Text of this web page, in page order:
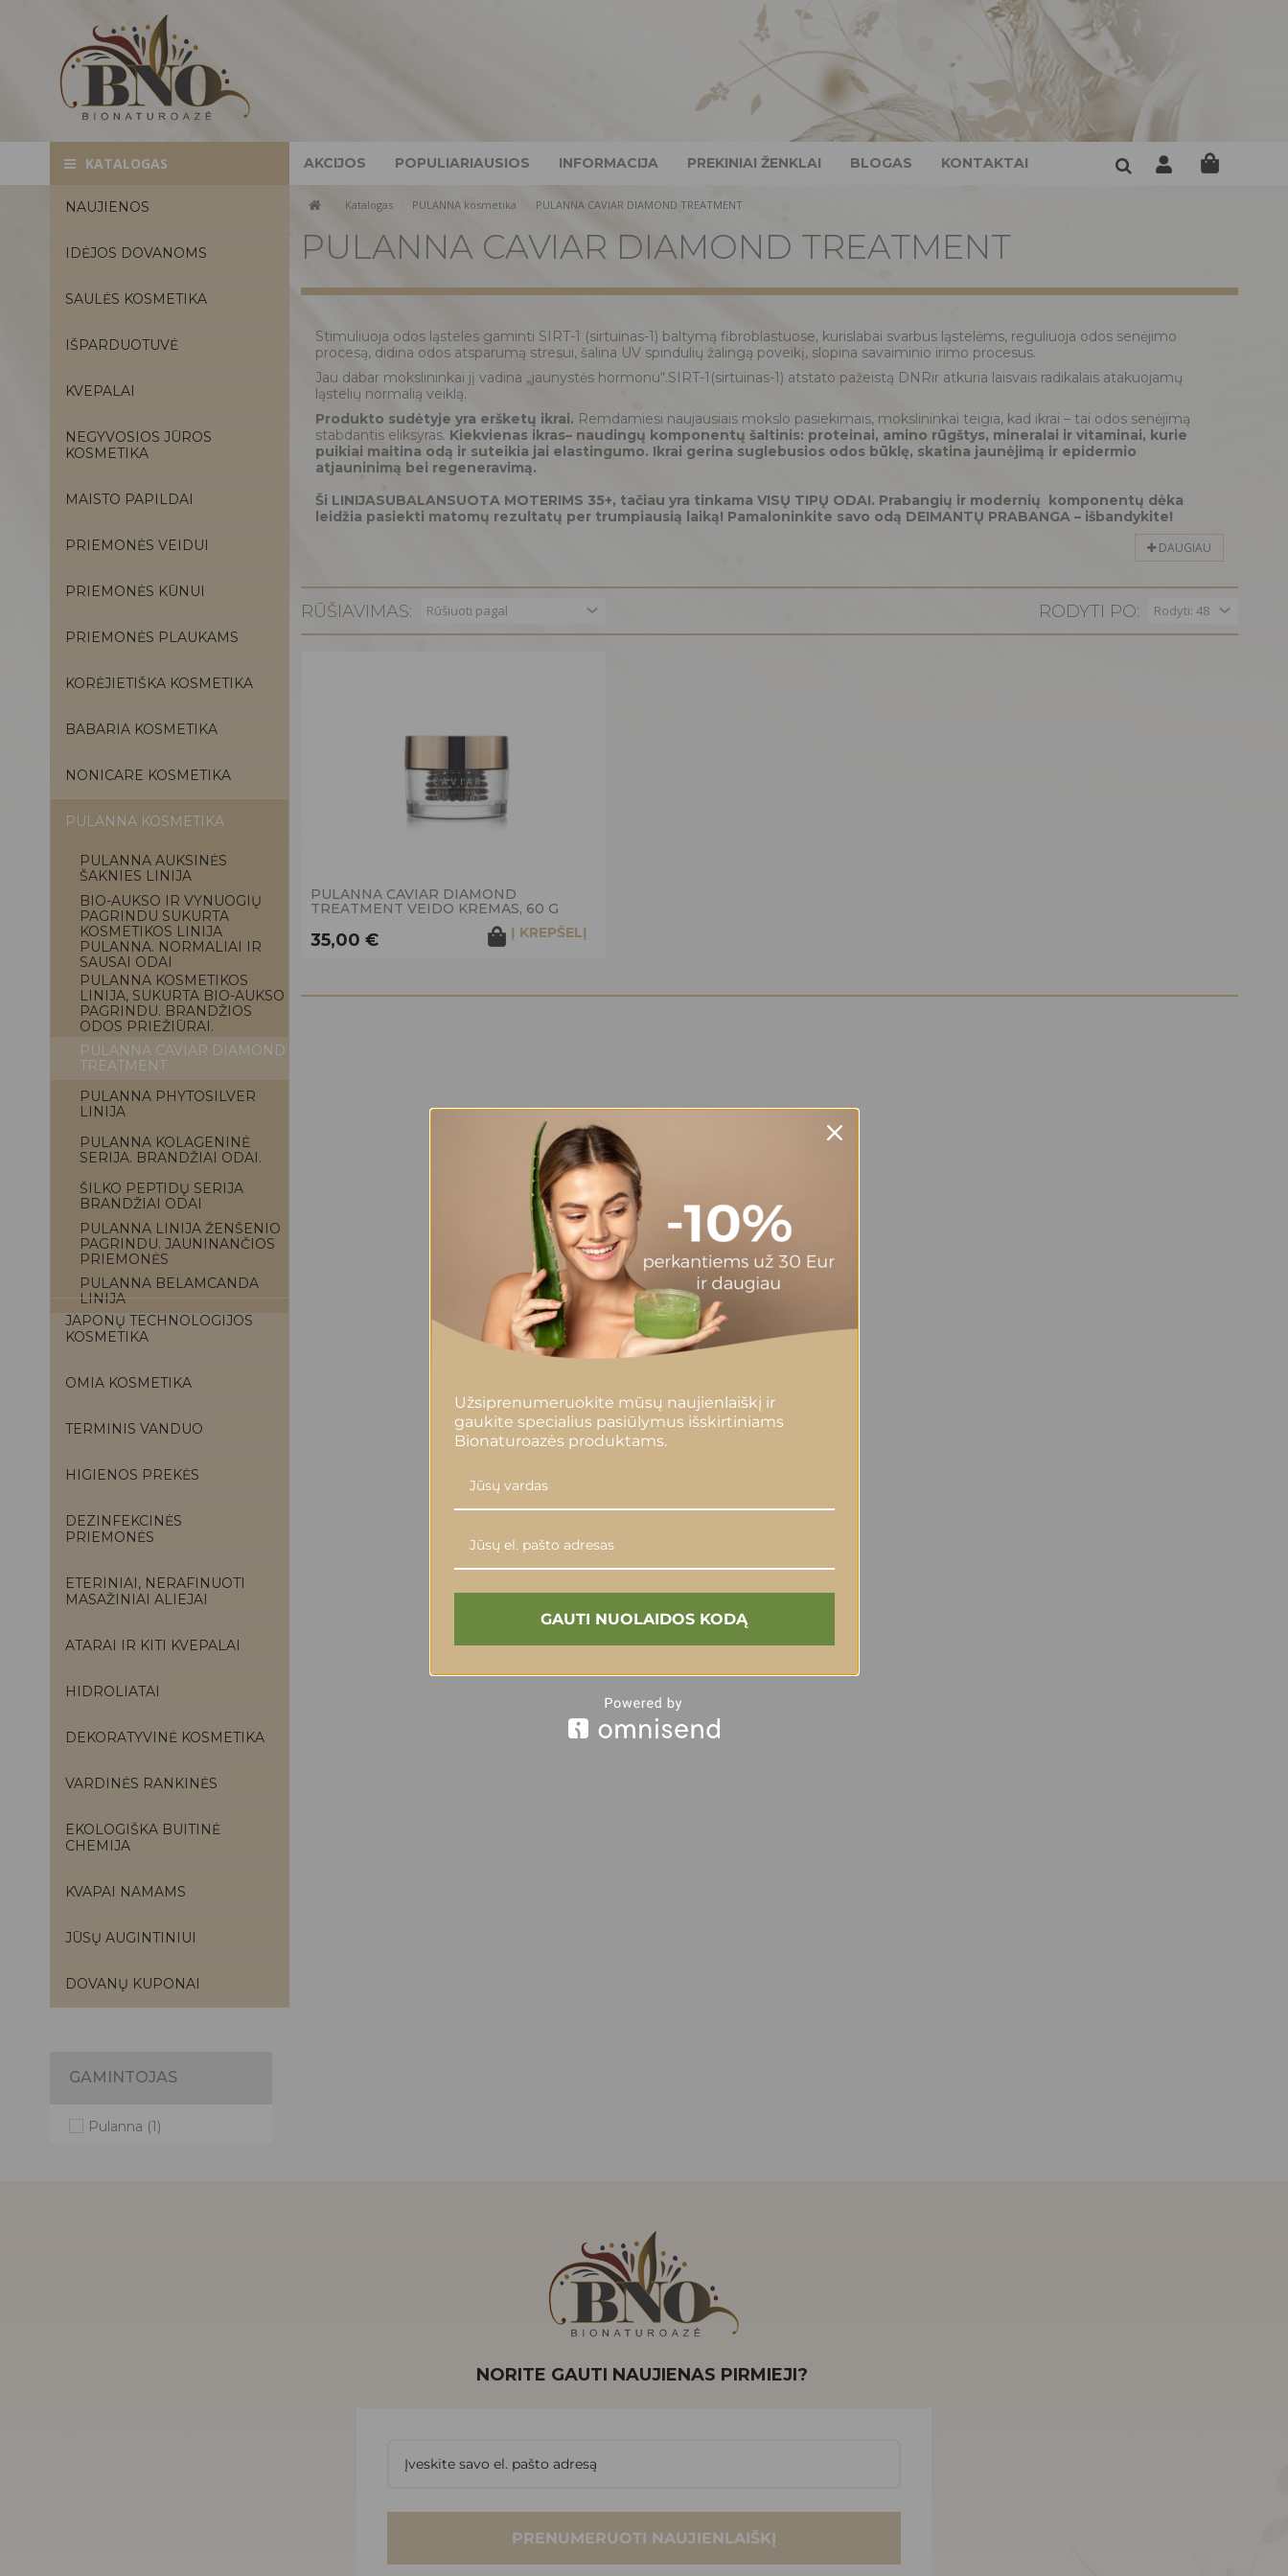
KATALOGAS
NAUJIENOS
IDĖJOS DOVANOMS
SAULĖS KOSMETIKA
IŠPARDUOTUVĖ
KVEPALAI
NEGYVOSIOS JŪROS
KOSMETIKA
MAISTO PAPILDAI
PRIEMONĖS VEIDUI
PRIEMONĖS KŪNUI
PRIEMONĖS PLAUKAMS
KORĖJIETIŠKA KOSMETIKA
BABARIA KOSMETIKA
NONICARE KOSMETIKA
PULANNA KOSMETIKA
PULANNA AUKSINĖS
ŠAKNIES LINIJA
BIO-AUKSO IR VYNUOGIŲ
PAGRINDU SUKURTA
KOSMETIKOS LINIJA
PULANNA. NORMALIAI IR
SAUSAI ODAI
PULANNA KOSMETIKOS
LINIJA, SUKURTA BIO-AUKSO
PAGRINDU. BRANDŽIOS
ODOS PRIEŽIŪRAI.
PULANNA CAVIAR DIAMOND
TREATMENT
PULANNA PHYTOSILVER
LINIJA
PULANNA KOLAGENINĖ
SERIJA. BRANDŽIAI ODAI.
ŠILKO PEPTIDŲ SERIJA
BRANDŽIAI ODAI
PULANNA LINIJA ŽENŠENIO
PAGRINDU. JAUNINANČIOS
PRIEMONĖS
PULANNA BELAMCANDA
LINIJA
JAPONŲ TECHNOLOGIJOS
KOSMETIKA
OMIA KOSMETIKA
TERMINIS VANDUO
HIGIENOS PREKĖS
DEZINFEKCINĖS
PRIEMONĖS
ETERINIAI, NERAFINUOTI
MASAŽINIAI ALIEJAI
ATARAI IR KITI KVEPALAI
HIDROLIATAI
DEKORATYVINĖ KOSMETIKA
VARDINĖS RANKINĖS
EKOLOGIŠKA BUITINĖ
CHEMIJA
KVAPAI NAMAMS
JŪSŲ AUGINTINIUI
DOVANŲ KUPONAI
AKCIJOS POPULIARIAUSIOS INFORMACIJA PREKINIAI ŽENKLAI BLOGAS KONTAKTAI
Katalogas PULANNA kosmetika PULANNA CAVIAR DIAMOND TREATMENT
PULANNA CAVIAR DIAMOND TREATMENT
Stimuliuoja odos ląsteles gaminti SIRT-1 (sirtuinas-1) baltymą fibroblastuose, kurislabai svarbus ląstelėms, reguliuoja odos senėjimo
procesą, didina odos atsparumą stresui, šalina UV spindulių žalingą poveikį, slopina savaiminio irimo procesus.
Jau dabar mokslininkai jį vadina „jaunystės hormonu“.SIRT-1(sirtuinas-1) atstato pažeistą DNRir atkuria laisvais radikalais atakuojamų
ląstelių normalią veiklą.
Produkto sudėtyje yra eršketų ikrai. Remdamiesi naujausiais mokslo pasiekimais, mokslininkai teigia, kad ikrai – tai odos senėjimą
stabdantis eliksyras. Kiekvienas ikras– naudingų komponentų šaltinis: proteinai, amino rūgštys, mineralai ir vitaminai, kurie
puikiai maitina odą ir suteikia jai elastingumo. Ikrai gerina suglebusios odos būklę, skatina jaunėjimą ir epidermio
atjauninimą bei regeneravimą.
Ši LINIJASUBALANSUOTA MOTERIMS 35+, tačiau yra tinkama VISŲ TIPŲ ODAI. Prabangių ir modernių komponentų dėka
leidžia pasiekti matomų rezultatų per trumpiausią laiką! Pamaloninkite savo odą DEIMANTŲ PRABANGA – išbandykite!
DAUGIAU
RŪŠIAVIMAS: RODYTI PO:
PULANNA CAVIAR DIAMOND
TREATMENT VEIDO KREMAS, 60 G
35,00 € Į KREPŠELĮ
GAMINTOJAS
Pulanna (1)
NORITE GAUTI NAUJIENAS PIRMIEJI?
PRENUMERUOTI NAUJIENLAIŠKĮ
Užsiprenumeruokite mūsų naujienlaiškį ir
gaukite specialius pasiūlymus išskirtiniams
Bionaturoazės produktams.
GAUTI NUOLAIDOS KODĄ